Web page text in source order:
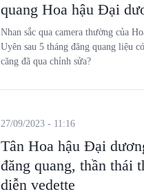
quang Hoa hậu Đại
Nhan sắc qua camera thường của
Uyên sau 5 tháng đăng quang liệu
căng đã qua chỉnh sửa?
Tân Hoa hậu Đại
đăng quang, thần thái
diễn vedette
27/09/2023 - 11:16